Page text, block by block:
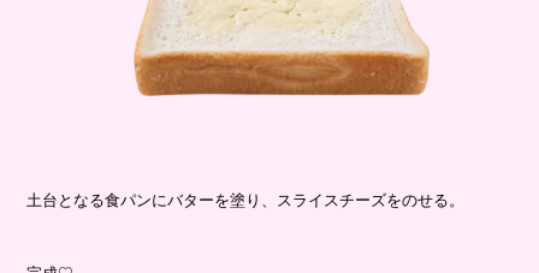
土台となる食パンにバターを塗り、スライスチーズをのせる。